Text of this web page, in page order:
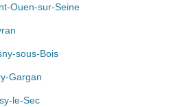
Ouen-sur-Seine
sous-Bois
Gargan
le-Sec